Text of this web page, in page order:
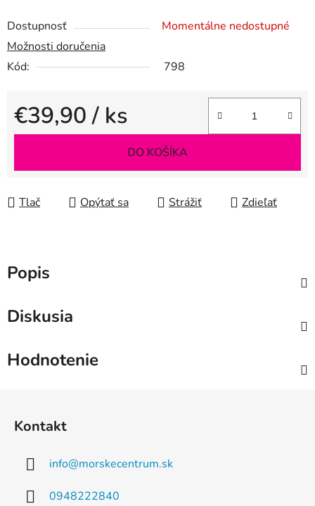
Dostupnosť
Momentálne nedostupné
Možnosti doručenia
Kód:
798
€39,90/ ks
Jednotková cena:
DO KOŠÍKA
Tlač Opýtať sa Strážiť Zdieľať
Popis
Diskusia
Hodnotenie
Kontakt
info@morskecentrum.sk
0948222840